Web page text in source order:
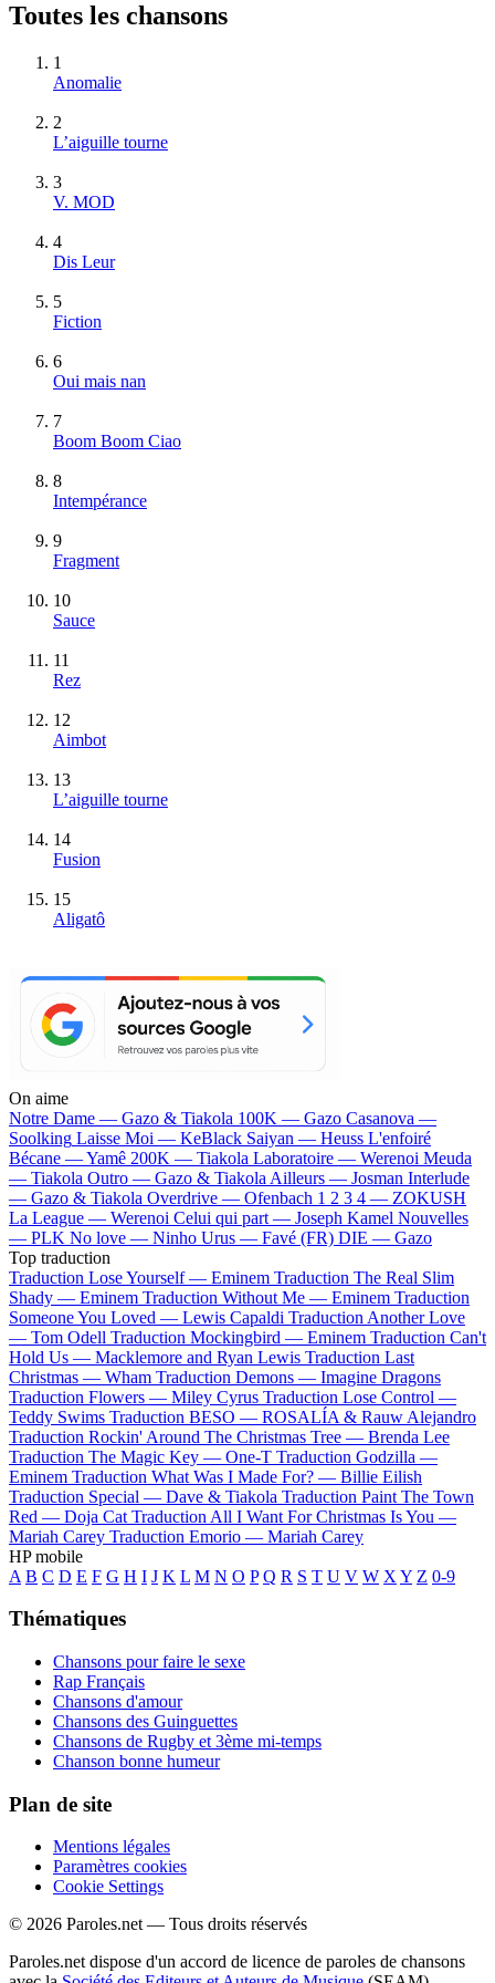
Toutes les chansons
1
Anomalie
2
L’aiguille tourne
3
V. MOD
4
Dis Leur
5
Fiction
6
Oui mais nan
7
Boom Boom Ciao
8
Intempérance
9
Fragment
10
Sauce
11
Rez
12
Aimbot
13
L’aiguille tourne
14
Fusion
15
Aligatô
On aime
Notre Dame — Gazo & Tiakola 100K — Gazo Casanova —
Soolking Laisse Moi — KeBlack Saiyan — Heuss L'enfoiré
Bécane —Yamê 200K — Tiakola Laboratoire — Werenoi Meuda
— Tiakola Outro — Gazo & Tiakola Ailleurs — Josman Interlude
— Gazo & Tiakola Overdrive — Ofenbach 1 2 3 4 — ZOKUSH
La League — Werenoi Celui qui part — Joseph Kamel Nouvelles
— PLK No love — Ninho Urus — Favé (FR) DIE — Gazo
Top traduction
Traduction Lose Yourself — Eminem Traduction The Real Slim
Shady — Eminem Traduction Without Me — Eminem Traduction
Someone You Loved — Lewis Capaldi Traduction Another Love
— Tom Odell Traduction Mockingbird — Eminem Traduction Can't
Hold Us — Macklemore and Ryan Lewis Traduction Last
Christmas — Wham Traduction Demons — Imagine Dragons
Traduction Flowers — Miley Cyrus Traduction Lose Control —
Teddy Swims Traduction BESO — ROSALÍA & Rauw Alejandro
Traduction Rockin' Around The Christmas Tree — Brenda Lee
Traduction The Magic Key — One-T Traduction Godzilla —
Eminem Traduction What Was I Made For? — Billie Eilish
Traduction Special — Dave & Tiakola Traduction Paint The Town
Red — Doja Cat Traduction All I Want For Christmas Is You —
Mariah Carey Traduction Emorio — Mariah Carey
HP mobile
A B C D E F G H I J K L M N O P Q R S T U V W X Y Z 0-9
Thématiques
Chansons pour faire le sexe
Rap Français
Chansons d'amour
Chansons des Guinguettes
Chansons de Rugby et 3ème mi-temps
Chanson bonne humeur
Plan de site
Mentions légales
Paramètres cookies
Cookie Settings
© 2026 Paroles.net — Tous droits réservés
Paroles.net dispose d'un accord de licence de paroles de chansons